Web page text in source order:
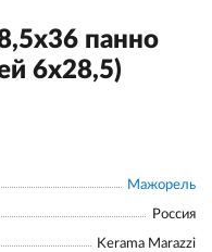
панно
6х28,5)
Мажорель
Россия
Kerama Marazzi